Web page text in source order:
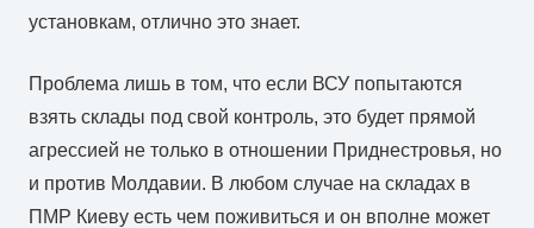
установкам, отлично это знает.
Проблема лишь в том, что если ВСУ попытаются
взять склады под свой контроль, это будет прямой
агрессией не только в отношении Приднестровья, но
и против Молдавии. В любом случае на складах в
ПМР Киеву есть чем поживиться и он вполне может